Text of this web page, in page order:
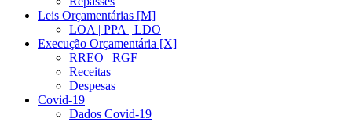
Leis Orçamentárias [M]
LOA | PPA | LDO
Execução Orçamentária [X]
RREO | RGF
Receitas
Despesas
Covid-19
Dados Covid-19